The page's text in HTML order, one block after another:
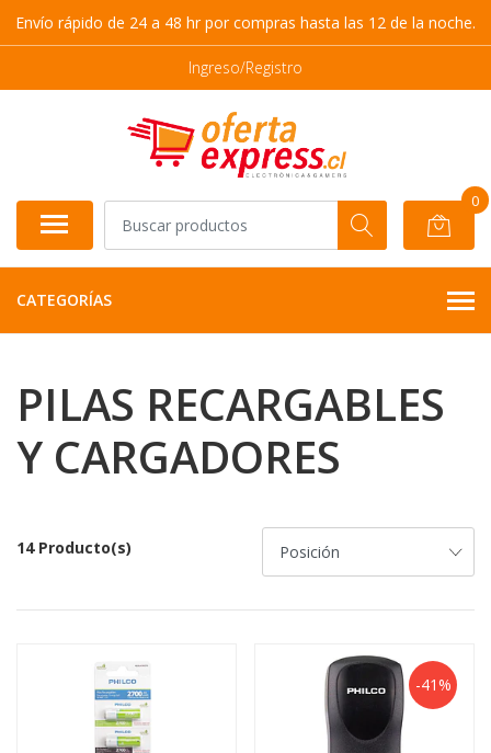
Envío rápido de 24 a 48 hr por compras hasta las 12 de la noche.
Ingreso/Registro
0
CATEGORÍAS
PILAS RECARGABLES
Y CARGADORES
14 Producto(s)
-41%